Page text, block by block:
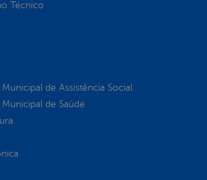
Técnico
Municipal de Assistência Social
Municipal de Saúde